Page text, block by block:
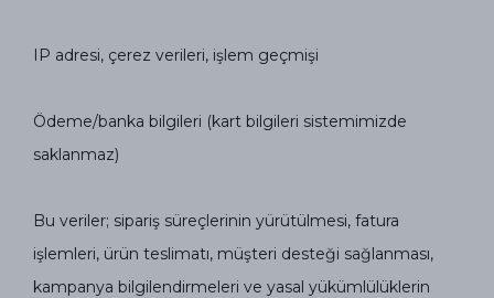
IP adresi, çerez verileri, işlem geçmişi
Ödeme/banka bilgileri (kart bilgileri sistemimizde
saklanmaz)
Bu veriler; sipariş süreçlerinin yürütülmesi, fatura
işlemleri, ürün teslimatı, müşteri desteği sağlanması,
kampanya bilgilendirmeleri ve yasal yükümlülüklerin